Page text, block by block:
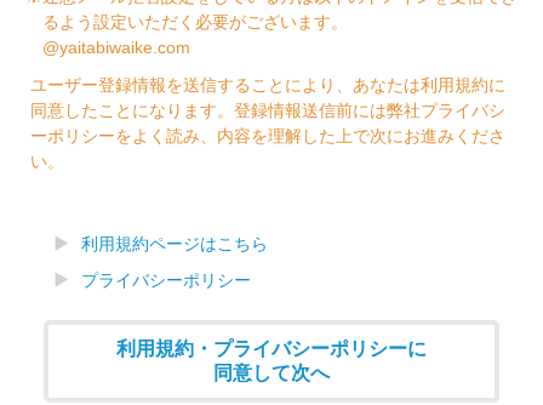
るよう設定いただく必要がございます。
@yaitabiwaike.com
ユーザー登録情報を送信することにより、あなたは利用規約に
同意したことになります。登録情報送信前には弊社プライバシ
ーポリシーをよく読み、内容を理解した上で次にお進みくださ
い。
利用規約ページはこちら
プライバシーポリシー
利用規約・プライバシーポリシーに
同意して次へ